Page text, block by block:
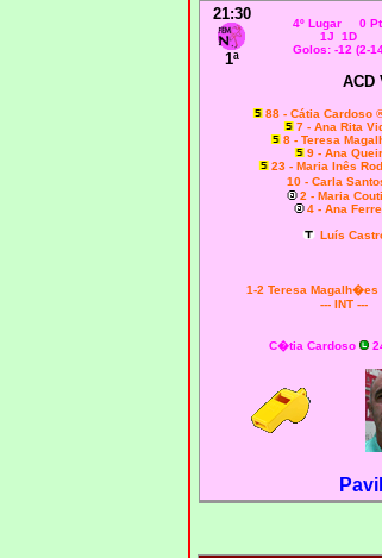
21:30
1ª
4º Lugar 0
1J 1D
Golos: -12 (2-
ACD
88 - Cátia Cardoso
7 - Ana Rita
8 - Teresa
9 - Ana
23 - Maria Inês
10 - Carla
2 - Maria
4 - Ana
Luís
1-2 Teresa Magalh�es
--- INT ---
C�tia Cardoso